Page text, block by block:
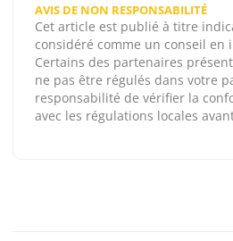
AVIS DE NON RESPONSABILITÉ
Cet article est publié à titre
considéré comme un conseil en
Certains des partenaires
ne pas être régulés dans votre
responsabilité de vérifier la
avec les régulations locales